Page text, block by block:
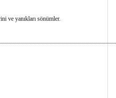
ve yanıkları sönümler.